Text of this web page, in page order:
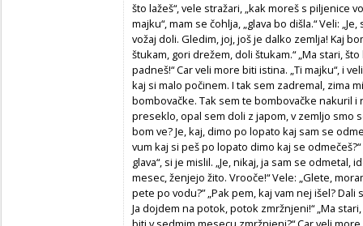
što lažeš“, vele stražari, „kak moreš s piljenice
majku“, mam se čohlja, „glava bo dišla.“ Veli:
vožaj doli. Gledim, joj, još je dalko zemlja! Kaj
štukam, gori drežem, doli štukam.“ „Ma stari,
padneš!“ Car veli more biti istina. „Ti majku“, i
kaj si malo počinem. I tak sem zadremal, zima
bombovačke. Tak sem te bombovačke nakuril
preseklo, opal sem doli z japom, v zemljo smo
bom ve? Je, kaj, dimo po lopato kaj sam se
vum kaj si peš po lopato dimo kaj se
glava“, si je mislil. „Je, nikaj, ja sam se odmetal,
mesec, ženjejo žito. Vrooče!“ Vele: „Glete,
pete po vodu?” „Pak pem, kaj vam nej išel?
Ja dojdem na potok, potok zmržnjeni!“ „Ma